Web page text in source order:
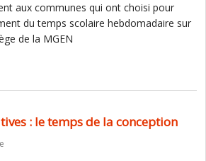
aux communes qui ont choisi pour
du temps scolaire hebdomadaire sur
de la MGEN
: le temps de la conception